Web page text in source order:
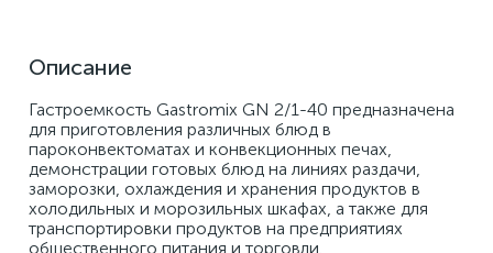
Описание
Гастроемкость Gastromix GN 2/1-40 предназначена
для приготовления различных блюд в
пароконвектоматах и конвекционных печах,
демонстрации готовых блюд на линиях раздачи,
заморозки, охлаждения и хранения продуктов в
холодильных и морозильных шкафах, а также для
транспортировки продуктов на предприятиях
общественного питания и торговли.